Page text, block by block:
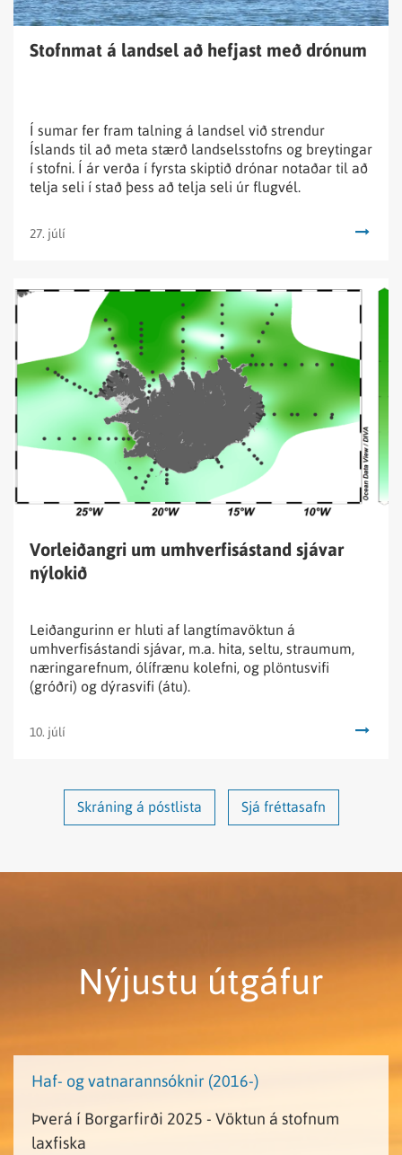
27. júlí
Stofnmat á landsel að hefjast með drónum
Í sumar fer fram talning á landsel við strendur
Íslands til að meta stærð landselsstofns og breytingar
í stofni. Í ár verða í fyrsta skiptið drónar notaðar til að
telja seli í stað þess að telja seli úr flugvél.
10. júlí
Vorleiðangri um umhverfisástand sjávar
nýlokið
Leiðangurinn er hluti af langtímavöktun á
umhverfisástandi sjávar, m.a. hita, seltu, straumum,
næringarefnum, ólífrænu kolefni, og plöntusvifi
(gróðri) og dýrasvifi (átu).
Lesa
Vorleiðangri
um
umhverfisástand
sjávar
nýlokið
Skráning á póstlista Sjá fréttasafn
Nýjustu útgáfur
Haf- og vatnarannsóknir (2016-)
Þverá í Borgarfirði 2025 - Vöktun á stofnum
laxfiska